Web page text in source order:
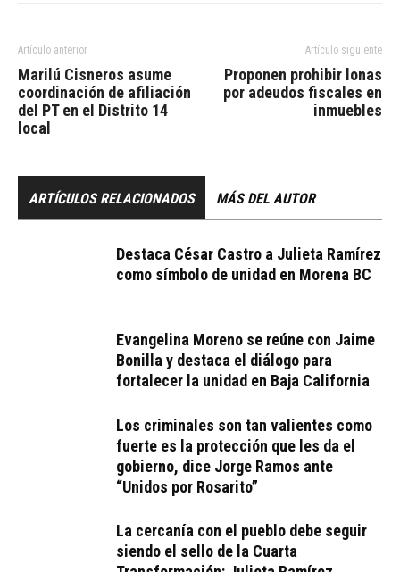
Artículo anterior
Marilú Cisneros asume
coordinación de afiliación
del PT en el Distrito 14
local
Artículo siguiente
Proponen prohibir lonas
por adeudos fiscales en
inmuebles
ARTÍCULOS RELACIONADOS MÁS DEL AUTOR
Destaca César Castro a Julieta Ramírez
como símbolo de unidad en Morena BC
Evangelina Moreno se reúne con Jaime
Bonilla y destaca el diálogo para
fortalecer la unidad en Baja California
Los criminales son tan valientes como
fuerte es la protección que les da el
gobierno, dice Jorge Ramos ante
“Unidos por Rosarito”
La cercanía con el pueblo debe seguir
siendo el sello de la Cuarta